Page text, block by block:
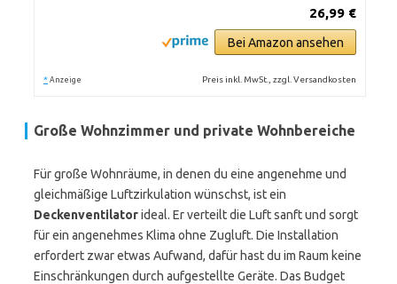
26,99 €
Bei Amazon ansehen
* Anzeige Preis inkl. MwSt., zzgl. Versandkosten
Große Wohnzimmer und private Wohnbereiche
Für große Wohnräume, in denen du eine angenehme und
gleichmäßige Luftzirkulation wünschst, ist ein
Deckenventilatorideal. Er verteilt die Luft sanft und sorgt
für ein angenehmes Klima ohne Zugluft. Die Installation
erfordert zwar etwas Aufwand, dafür hast du im Raum keine
Einschränkungen durch aufgestellte Geräte. Das Budget